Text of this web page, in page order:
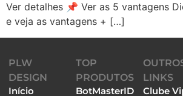
Ver detalhes 📌 Ver as 5 vantagens
e veja as vantagens + […]
PLW
DESIGN
Início
TOP
PRODUTOS
BotMasterID
LINKS
Clube